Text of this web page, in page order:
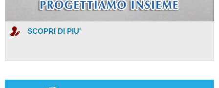
SCOPRI DI PIU'